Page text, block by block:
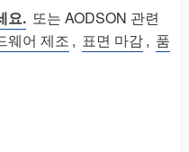
요. 또는 AODSON 관련
웨어 제조 , 표면 마감, 품